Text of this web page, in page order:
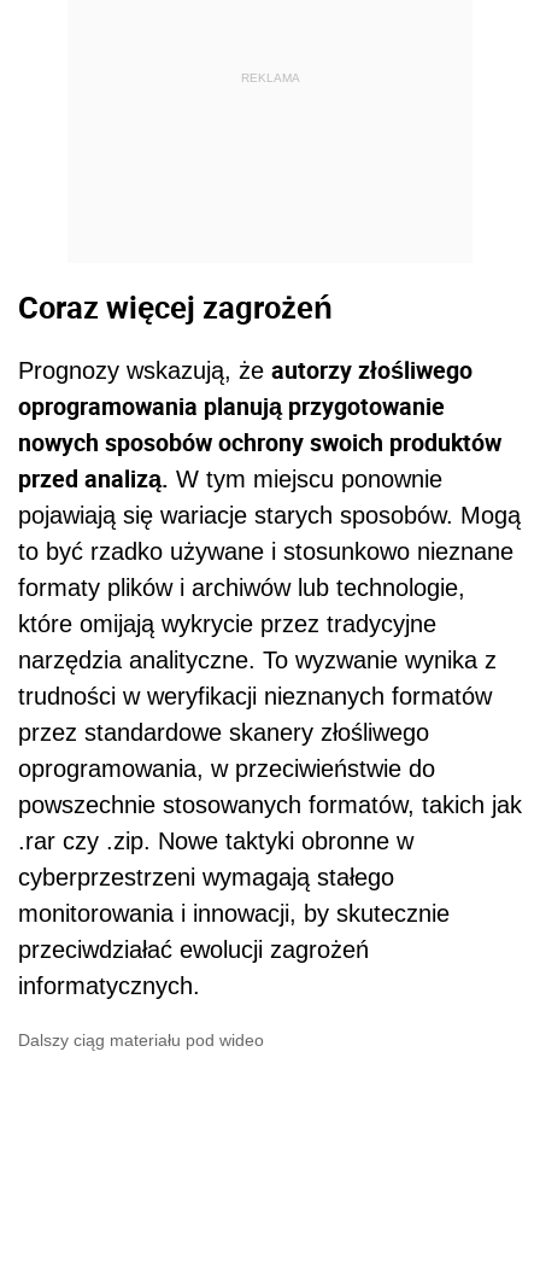
REKLAMA
Coraz więcej zagrożeń
Prognozy wskazują, że autorzy złośliwego
oprogramowania planują przygotowanie
nowych sposobów ochrony swoich produktów
przed analizą. W tym miejscu ponownie
pojawiają się wariacje starych sposobów. Mogą
to być rzadko używane i stosunkowo nieznane
formaty plików i archiwów lub technologie,
które omijają wykrycie przez tradycyjne
narzędzia analityczne. To wyzwanie wynika z
trudności w weryfikacji nieznanych formatów
przez standardowe skanery złośliwego
oprogramowania, w przeciwieństwie do
powszechnie stosowanych formatów, takich jak
.rar czy .zip. Nowe taktyki obronne w
cyberprzestrzeni wymagają stałego
monitorowania i innowacji, by skutecznie
przeciwdziałać ewolucji zagrożeń
informatycznych.
Dalszy ciąg materiału pod wideo